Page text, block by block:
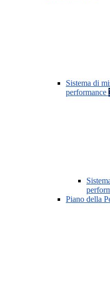
Sistema di
performance
Piano della